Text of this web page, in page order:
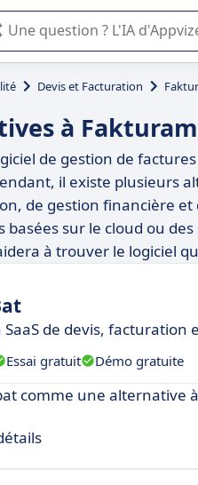
L'IA de Appvizer vous guide
Devis et Facturation
à
de gestion de
il existe plusieurs
de gestion financière
basées sur le cloud ou
à trouver le logiciel
SaaS de devis, facturation
Essai gratuit Démo gratuite
comme une alternative